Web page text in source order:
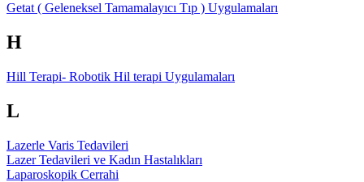
Getat ( Geleneksel Tamamalayıcı Tıp ) Uygulamaları
H
Hill Terapi- Robotik Hil terapi Uygulamaları
L
Lazerle Varis Tedavileri
Lazer Tedavileri ve Kadın Hastalıkları
Laparoskopik Cerrahi